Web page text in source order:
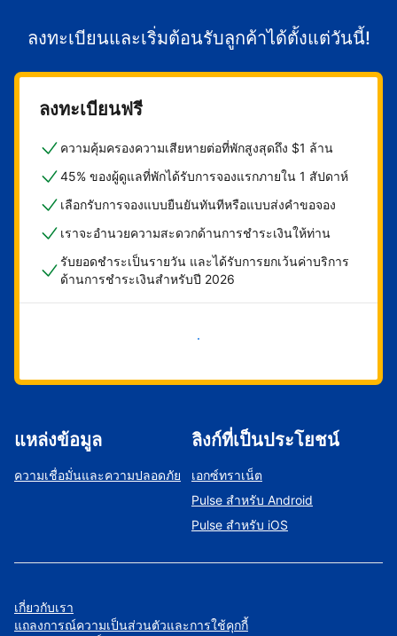
ลงทะเบียนและเริ่มต้อนรับลูกค้าได้ตั้งแต่วันนี้!
ลงทะเบียนฟรี
ความคุ้มครองความเสียหายต่อที่พักสูงสุดถึง $1 ล้าน
45% ของผู้ดูแลที่พักได้รับการจองแรกภายใน 1 สัปดาห์
เลือกรับการจองแบบยืนยันทันทีหรือแบบส่งคำขอจอง
เราจะอำนวยความสะดวกด้านการชำระเงินให้ท่าน
รับยอดชำระเป็นรายวัน และได้รับการยกเว้นค่าบริการ
ด้านการชำระเงินสำหรับปี 2026
เริ่มดำเนินการเลย
แหล่งข้อมูล
ความเชื่อมั่นและความปลอดภัย
ลิงก์ที่เป็นประโยชน์
เอกซ์ทราเน็ต
Pulse สำหรับ Android
Pulse สำหรับ iOS
เกี่ยวกับเรา
แถลงการณ์ความเป็นส่วนตัวและการใช้คุกกี้